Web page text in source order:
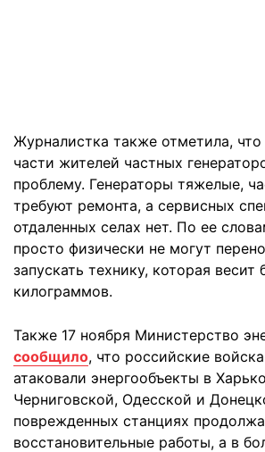
Журналистка также отметила,
части жителей частных
проблему. Генераторы тяжелые,
требуют ремонта, а сервисных
отдаленных селах нет. По ее
просто физически не могут
запускать технику, которая весит
килограммов.
Также 17 ноября Министерство
сообщило, что российские
атаковали энергообъекты в
Черниговской, Одесской и
поврежденных станциях
восстановительные работы, а в